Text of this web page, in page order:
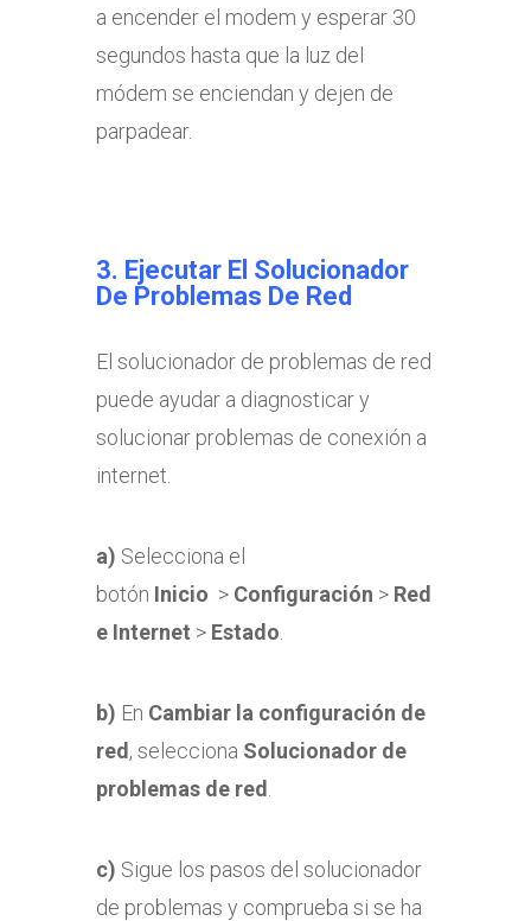
a encender el modem y esperar 30
segundos hasta que la luz del
módem se enciendan y dejen de
parpadear.
3. Ejecutar El Solucionador
De Problemas De Red
El solucionador de problemas de red
puede ayudar a diagnosticar y
solucionar problemas de conexión a
internet.
a) Selecciona el
botón Inicio > Configuración > Red
e Internet > Estado
b) En Cambiar la configuración de
red , selecciona Solucionador de
problemas de red
c) Sigue los pasos del solucionador
de problemas y comprueba si se ha